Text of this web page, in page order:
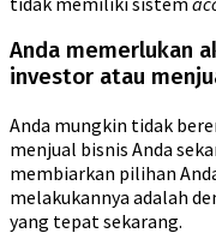
Anda memerlukan
investor atau
Anda mungkin tidak
menjual bisnis Anda
membiarkan pilihan
melakukannya adalah
yang tepat sekarang.